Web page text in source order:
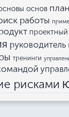
основ
работы
руководитель
тренинги
рисками